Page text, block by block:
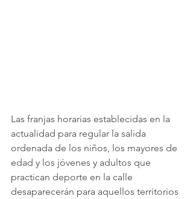
Las franjas horarias establecidas en la
actualidad para regular la salida
ordenada de los niños, los mayores de
edad y los jóvenes y adultos que
practican deporte en la calle
desaparecerán para aquellos territorios